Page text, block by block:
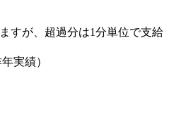
すが、超過分は1分単位で支給
実績）